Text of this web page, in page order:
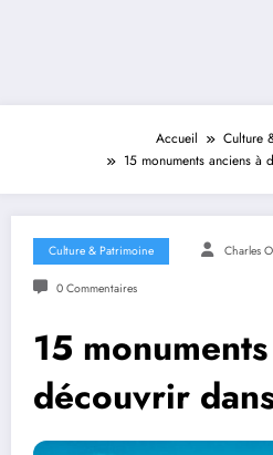
Accueil
Culture
15 monuments anciens à
Culture & Patrimoine Charles O
0 Commentaires
15
découvrir